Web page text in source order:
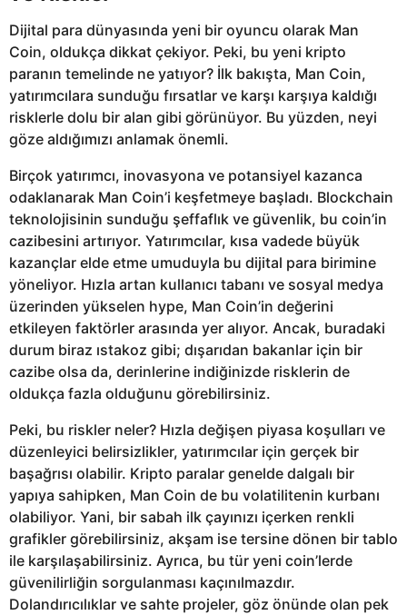
Dijital para dünyasında yeni bir oyuncu olarak Man
Coin, oldukça dikkat çekiyor. Peki, bu yeni kripto
paranın temelinde ne yatıyor? İlk bakışta, Man Coin,
yatırımcılara sunduğu fırsatlar ve karşı karşıya kaldığı
risklerle dolu bir alan gibi görünüyor. Bu yüzden, neyi
göze aldığımızı anlamak önemli.
Birçok yatırımcı, inovasyona ve potansiyel kazanca
odaklanarak Man Coin’i keşfetmeye başladı. Blockchain
teknolojisinin sunduğu şeffaflık ve güvenlik, bu coin’in
cazibesini artırıyor. Yatırımcılar, kısa vadede büyük
kazançlar elde etme umuduyla bu dijital para birimine
yöneliyor. Hızla artan kullanıcı tabanı ve sosyal medya
üzerinden yükselen hype, Man Coin’in değerini
etkileyen faktörler arasında yer alıyor. Ancak, buradaki
durum biraz ıstakoz gibi; dışarıdan bakanlar için bir
cazibe olsa da, derinlerine indiğinizde risklerin de
oldukça fazla olduğunu görebilirsiniz.
Peki, bu riskler neler? Hızla değişen piyasa koşulları ve
düzenleyici belirsizlikler, yatırımcılar için gerçek bir
başağrısı olabilir. Kripto paralar genelde dalgalı bir
yapıya sahipken, Man Coin de bu volatilitenin kurbanı
olabiliyor. Yani, bir sabah ilk çayınızı içerken renkli
grafikler görebilirsiniz, akşam ise tersine dönen bir tablo
ile karşılaşabilirsiniz. Ayrıca, bu tür yeni coin’lerde
güvenilirliğin sorgulanması kaçınılmazdır.
Dolandırıcılıklar ve sahte projeler, göz önünde olan pek